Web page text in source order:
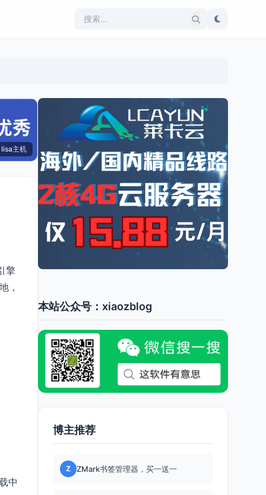
lisa主机
擎
，
中
本站公众号：xiaozblog
博主推荐
Z ZMark书签管理器，买一送一